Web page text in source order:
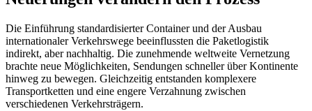
Die Einführung standardisierter Container und der Ausbau
internationaler Verkehrswege beeinflussten die Paketlogistik
indirekt, aber nachhaltig. Die zunehmende weltweite Vernetzung
brachte neue Möglichkeiten, Sendungen schneller über Kontinente
hinweg zu bewegen. Gleichzeitig entstanden komplexere
Transportketten und eine engere Verzahnung zwischen
verschiedenen Verkehrsträgern.